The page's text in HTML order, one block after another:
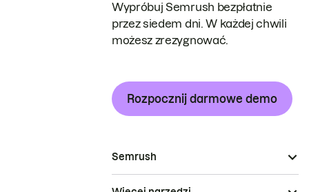
Wypróbuj Semrush bezpłatnie
przez siedem dni. W każdej chwili
możesz zrezygnować.
Rozpocznij darmowe demo
Semrush